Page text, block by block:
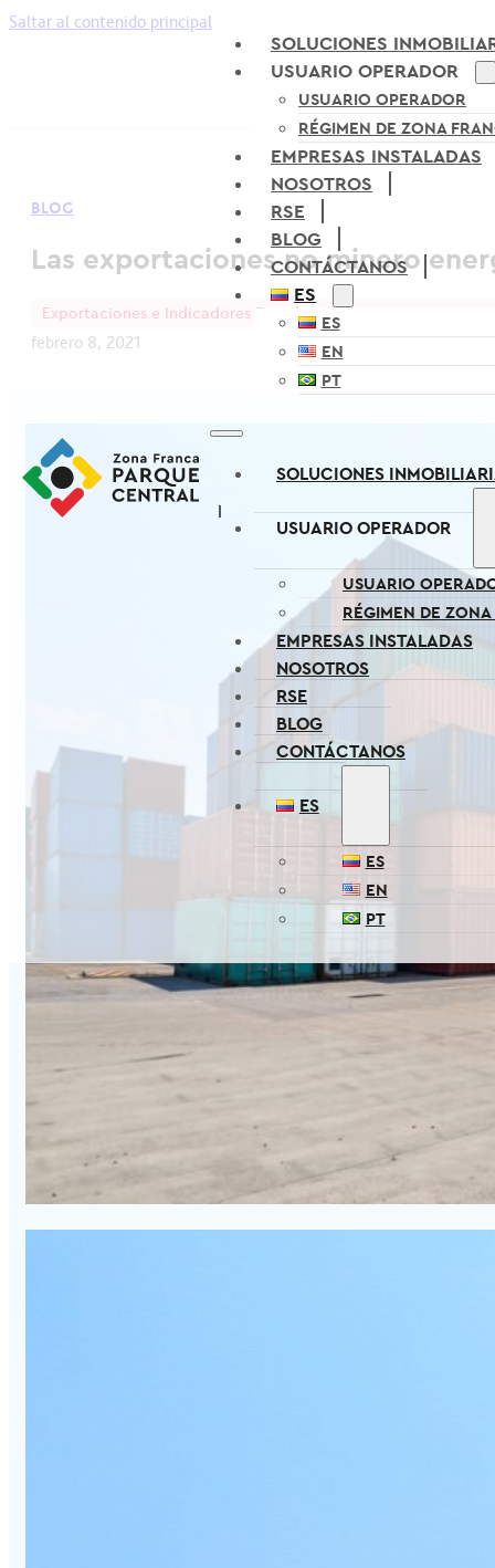
Saltar al contenido principal
SOLUCIONES
USUARIO OPERADOR
USUARIO OPERADOR
RÉGIMEN DE ZONA
EMPRESAS INSTALADAS
NOSOTROS
RSE
BLOG
CONTÁCTANOS
ES
ES
EN
PT
SOLUCIONES
USUARIO OPERADOR
USUARIO
RÉGIMEN DE
EMPRESAS INSTALADAS
NOSOTROS
RSE
BLOG
CONTÁCTANOS
ES
ES
EN
PT
BLOG
Las exportaciones no minero
Exportaciones e Indicadores Económicos
febrero 8, 2021